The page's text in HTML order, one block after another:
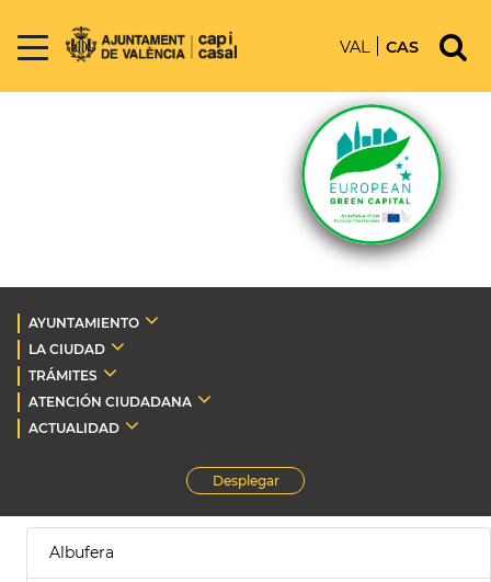
VAL CAS
AYUNTAMIENTO
LA CIUDAD
TRÁMITES
ATENCIÓN CIUDADANA
ACTUALIDAD
Desplegar
Albufera